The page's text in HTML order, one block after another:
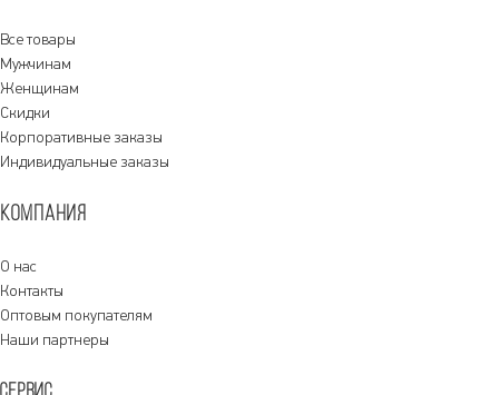
Все товары
Мужчинам
Женщинам
Скидки
Корпоративные заказы
Индивидуальные заказы
КОМПАНИЯ
О нас
Контакты
Оптовым покупателям
Наши партнеры